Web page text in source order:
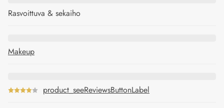
Rasvoittuva & sekaiho
Makeup
product_seeReviewsButtonLabel